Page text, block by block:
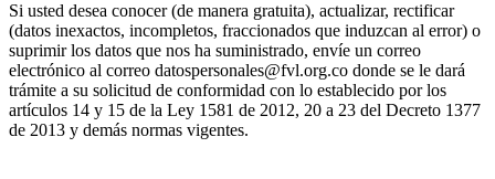
Si usted desea conocer (de manera gratuita), actualizar, rectificar
(datos inexactos, incompletos, fraccionados que induzcan al error) o
suprimir los datos que nos ha suministrado, envíe un correo
electrónico al correo datospersonales@fvl.org.co donde se le dará
trámite a su solicitud de conformidad con lo establecido por los
artículos 14 y 15 de la Ley 1581 de 2012, 20 a 23 del Decreto 1377
de 2013 y demás normas vigentes.